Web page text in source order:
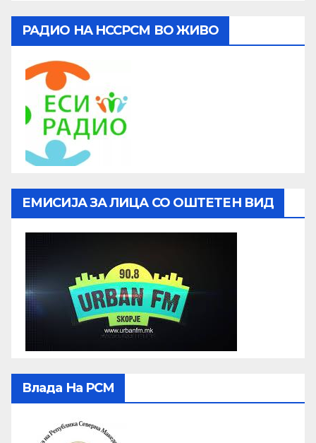
РАДИО НА НССРСМ ВО ЖИВО
ЕМИСИЈА ЗА ЛИЦА СО ОШТЕТЕН ВИД
Влада На РСМ